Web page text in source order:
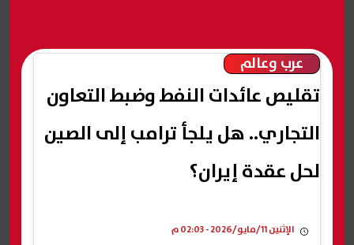
عرب وعالم
تقليص عائدات النفط وضبط التعاون
التجاري.. هل يلجأ ترامب إلى الصين
لحل عقدة إيران؟
الإثنين 11/مايو/2026 - 02:03 م